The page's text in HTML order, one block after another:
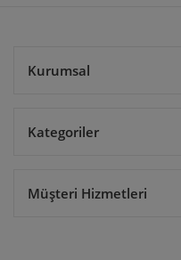
Kurumsal
Kategoriler
Müşteri Hizmetleri